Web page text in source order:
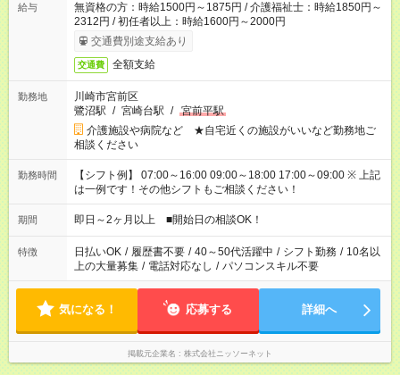
給与
無資格の方：時給1500円～1875円 / 介護福祉士：時給1850円～
2312円 / 初任者以上：時給1600円～2000円
交通費別途支給あり
交通費 全額支給
勤務地
川崎市宮前区
鷺沼駅 / 宮崎台駅 / 宮前平駅
介護施設や病院など ★自宅近くの施設がいいなど勤務地ご
相談ください
勤務時間
【シフト例】 07:00～16:00 09:00～18:00 17:00～09:00 ※ 上記
は一例です！その他シフトもご相談ください！
期間 即日～2ヶ月以上 ■開始日の相談OK！
特徴 日払いOK / 履歴書不要 / 40～50代活躍中 / シフト勤務 / 10名以
上の大量募集 / 電話対応なし / パソコンスキル不要
気になる！ 応募する 詳細へ
掲載元企業名 株式会社ニッソーネット